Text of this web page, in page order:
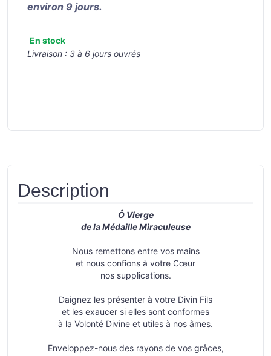
environ 9 jours.
En stock
Livraison : 3 à 6 jours ouvrés
Description
Ô Vierge
de la Médaille Miraculeuse
Nous remettons entre vos mains
et nous confions à votre Cœur
nos supplications.
Daignez les présenter à votre Divin Fils
et les exaucer si elles sont conformes
à la Volonté Divine et utiles à nos âmes.
Enveloppez-nous des rayons de vos grâces,